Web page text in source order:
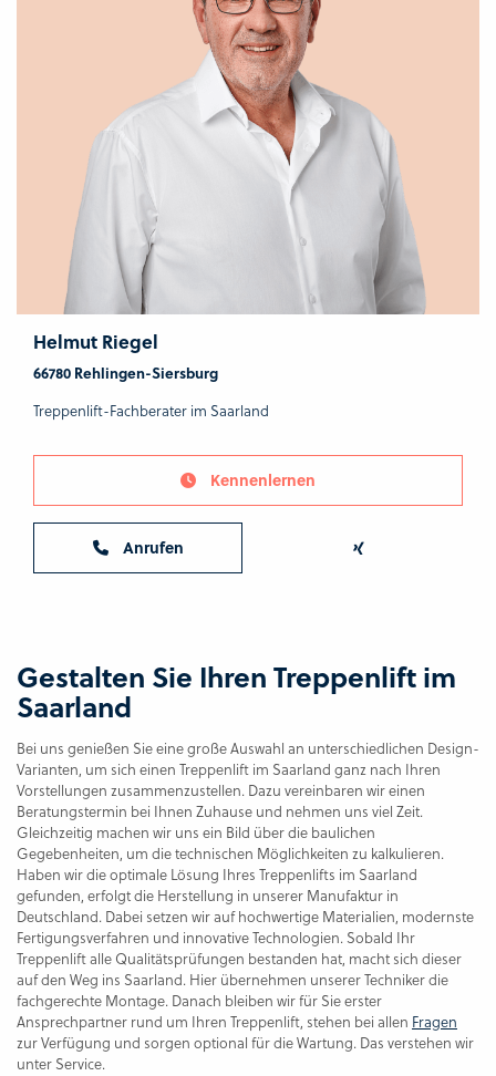
Helmut Riegel
66780 Rehlingen-Siersburg
Treppenlift-Fachberater im Saarland
Kennenlernen
Anrufen
Gestalten Sie Ihren Treppenlift im
Saarland
Bei uns genießen Sie eine große Auswahl an unterschiedlichen Design-
Varianten, um sich einen Treppenlift im Saarland ganz nach Ihren
Vorstellungen zusammenzustellen. Dazu vereinbaren wir einen
Beratungstermin bei Ihnen Zuhause und nehmen uns viel Zeit.
Gleichzeitig machen wir uns ein Bild über die baulichen
Gegebenheiten, um die technischen Möglichkeiten zu kalkulieren.
Haben wir die optimale Lösung Ihres Treppenlifts im Saarland
gefunden, erfolgt die Herstellung in unserer Manufaktur in
Deutschland. Dabei setzen wir auf hochwertige Materialien, modernste
Fertigungsverfahren und innovative Technologien. Sobald Ihr
Treppenlift alle Qualitätsprüfungen bestanden hat, macht sich dieser
auf den Weg ins Saarland. Hier übernehmen unserer Techniker die
fachgerechte Montage. Danach bleiben wir für Sie erster
Ansprechpartner rund um Ihren Treppenlift, stehen bei allen Fragen
zur Verfügung und sorgen optional für die Wartung. Das verstehen wir
unter Service.